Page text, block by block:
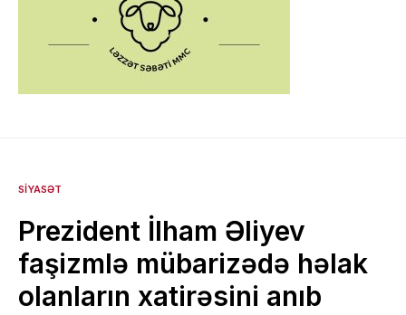
SIYASƏT
Prezident İlham Əliyev
faşizmlə mübarizədə həlak
olanların xatirəsini anıb